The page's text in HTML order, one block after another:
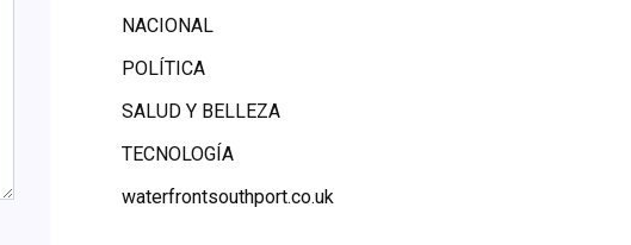
NACIONAL
POLÍTICA
SALUD Y BELLEZA
TECNOLOGÍA
waterfrontsouthport.co.uk